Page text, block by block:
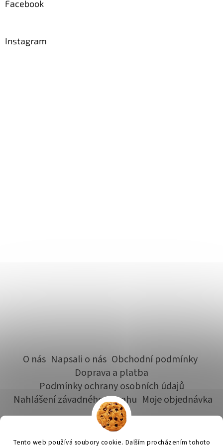
Tento web používá soubory cookie. Dalším procházením tohoto
Facebook
Instagram
O nás Napsali o nás Obchodní podmínky
Doprava a platba
Podmínky ochrany osobních údajů
Nahlášení závadného obsahu Moje objednávka